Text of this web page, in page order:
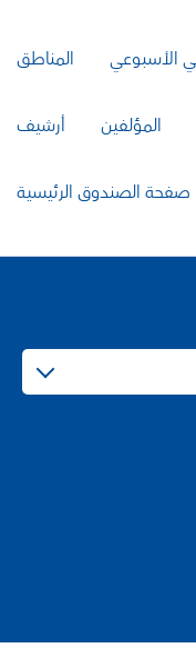
الأسبوعي المناطق
المؤلفين أرشيف
صفحة الصندوق الرئيسية